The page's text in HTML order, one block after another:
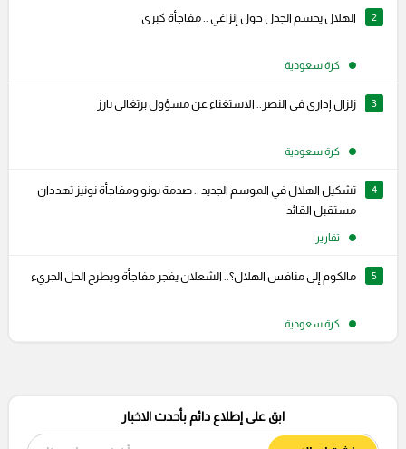
2 الهلال يحسم الجدل حول إنزاغي .. مفاجأة كبرى
كرة سعودية
3 زلزال إداري في النصر.. الاستغناء عن مسؤول برتغالي بارز
كرة سعودية
4
تشكيل الهلال في الموسم الجديد .. صدمة بونو ومفاجأة نونيز تهددان
مستقبل القائد
تقارير
5 مالكوم إلى منافس الهلال؟.. الشعلان يفجر مفاجأة ويطرح الحل الجريء
كرة سعودية
ابق على إطلاع دائم بأحدث الاخبار